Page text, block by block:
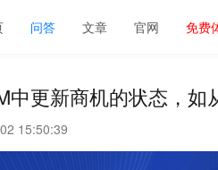
问答 文章 官网 免费
更新商机的状态，如
15:50:39